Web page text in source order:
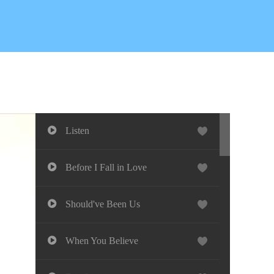
Listen
Before I Fall in Love
Should've Been Us
When You Believe